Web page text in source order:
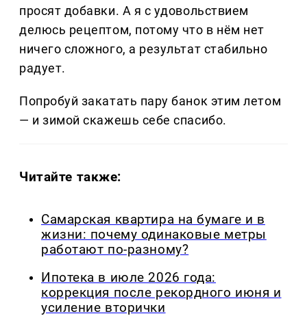
просят добавки. А я с удовольствием
делюсь рецептом, потому что в нём нет
ничего сложного, а результат стабильно
радует.
Попробуй закатать пару банок этим летом
— и зимой скажешь себе спасибо.
Читайте также:
Самарская квартира на бумаге и в
жизни: почему одинаковые метры
работают по-разному?
Ипотека в июле 2026 года:
коррекция после рекордного июня и
усиление вторички